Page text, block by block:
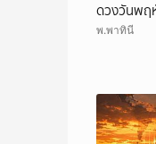
ดวงวันพฤ
พ.พาทินี